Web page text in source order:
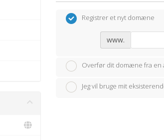
Registrer et nyt domæne
www.
Overfør dit domæne fra en
Jeg vil bruge mit